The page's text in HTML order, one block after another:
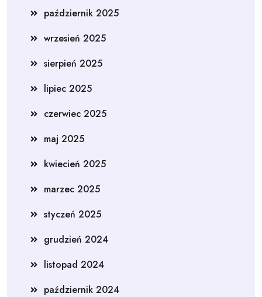
październik 2025
wrzesień 2025
sierpień 2025
lipiec 2025
czerwiec 2025
maj 2025
kwiecień 2025
marzec 2025
styczeń 2025
grudzień 2024
listopad 2024
październik 2024